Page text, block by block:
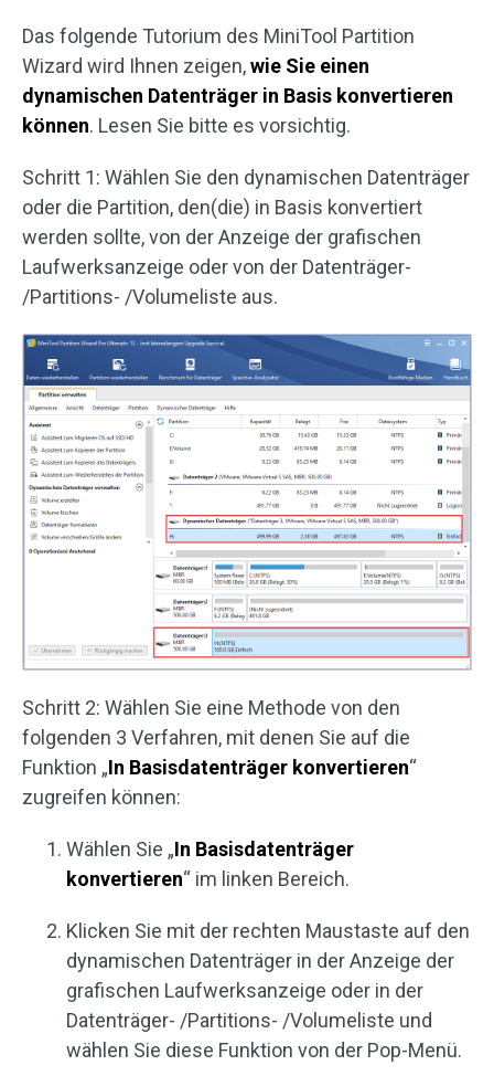
Das folgende Tutorium des MiniTool Partition
Wizard wird Ihnen zeigen,wie Sie einen
dynamischen Datenträger in Basis konvertieren
können. Lesen Sie bitte es vorsichtig.
Schritt 1: Wählen Sie den dynamischen Datenträger
oder die Partition, den(die) in Basis konvertiert
werden sollte, von der Anzeige der grafischen
Laufwerksanzeige oder von der Datenträger-
/Partitions- /Volumeliste aus.
Schritt 2: Wählen Sie eine Methode von den
folgenden 3 Verfahren, mit denen Sie auf die
Funktion „In Basisdatenträger konvertieren“
zugreifen können:
Wählen Sie „In Basisdatenträger
konvertieren“ im linken Bereich.
Klicken Sie mit der rechten Maustaste auf den
dynamischen Datenträger in der Anzeige der
grafischen Laufwerksanzeige oder in der
Datenträger- /Partitions- /Volumeliste und
wählen Sie diese Funktion von der Pop-Menü.